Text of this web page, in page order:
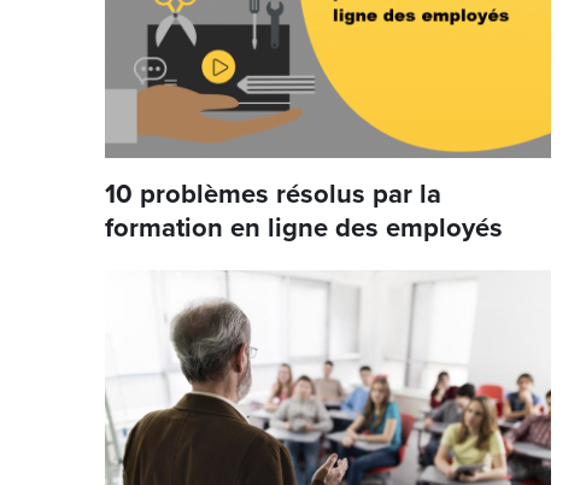
10 problèmes résolus par la
formation en ligne des employés